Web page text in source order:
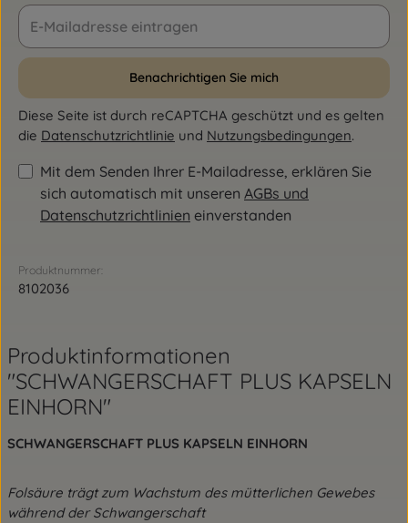
Benachrichtigen Sie mich
Diese Seite ist durch reCAPTCHA geschützt und es gelten
die Datenschutzrichtlinie und Nutzungsbedingungen.
Mit dem Senden Ihrer E-Mailadresse, erklären Sie
sich automatisch mit unseren AGBs und
Datenschutzrichtlinien einverstanden
Produktnummer:
8102036
Produktinformationen
"SCHWANGERSCHAFT PLUS KAPSELN
EINHORN"
SCHWANGERSCHAFT PLUS KAPSELN EINHORN
Folsäure trägt zum Wachstum des mütterlichen Gewebes
während der Schwangerschaft